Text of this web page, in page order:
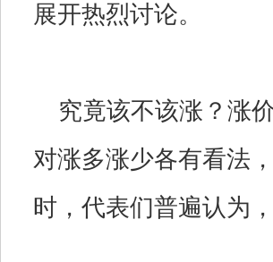
展开热烈讨论。
究竟该不该涨？涨
对涨多涨少各有看法
时，代表们普遍认为